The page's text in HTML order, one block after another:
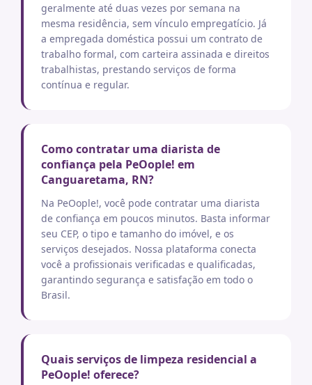
geralmente até duas vezes por semana na
mesma residência, sem vínculo empregatício. Já
a empregada doméstica possui um contrato de
trabalho formal, com carteira assinada e direitos
trabalhistas, prestando serviços de forma
contínua e regular.
Como contratar uma diarista de
confiança pela PeOople! em
Canguaretama, RN?
Na PeOople!, você pode contratar uma diarista
de confiança em poucos minutos. Basta informar
seu CEP, o tipo e tamanho do imóvel, e os
serviços desejados. Nossa plataforma conecta
você a profissionais verificadas e qualificadas,
garantindo segurança e satisfação em todo o
Brasil.
Quais serviços de limpeza residencial a
PeOople! oferece?